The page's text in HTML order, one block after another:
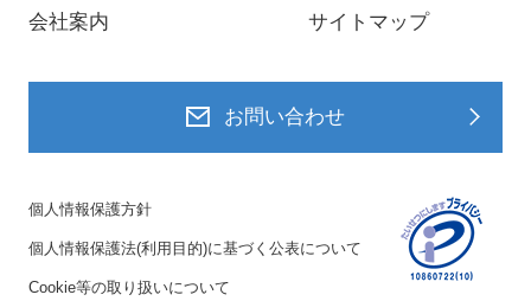
会社案内 サイトマップ
お問い合わせ
個人情報保護方針
個人情報保護法(利用目的)に基づく公表について
Cookie等の取り扱いについて